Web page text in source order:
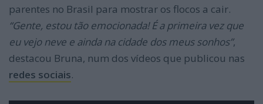
parentes no Brasil para mostrar os flocos a cair.
“Gente, estou tão emocionada! É a primeira vez que
eu vejo neve e ainda na cidade dos meus sonhos”,
destacou Bruna, num dos vídeos que publicou nas
redes sociais.